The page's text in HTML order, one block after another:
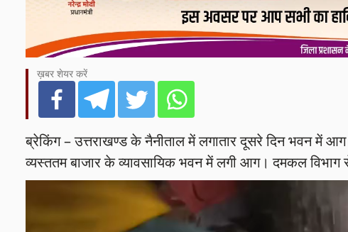
ख़बर शेयर करें
ब्रेकिंग – उत्तराखण्ड के नैनीताल में लगातार दूसरे दिन भवन में
व्यस्ततम बाजार के व्यावसायिक भवन में लगी आग। दमकल